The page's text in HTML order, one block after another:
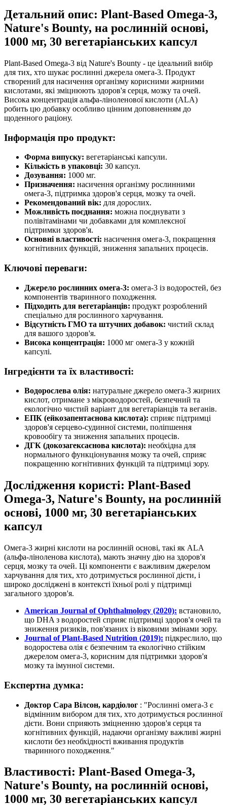
Детальний опис: Plant-Based Omega-3,
Nature's Bounty, на рослинній основі,
1000 мг, 30 вегетаріанських капсул
Plant-Based Omega-3 від Nature's Bounty - це ідеальний вибір
для тих, хто шукає рослинні джерела омега-3. Продукт
створений для насичення організму корисними жирними
кислотами, які зміцнюють здоров'я серця, мозку та очей.
Висока концентрація альфа-ліноленової кислоти (ALA)
робить цю добавку особливо цінним доповненням до
щоденного раціону.
Інформація про продукт:
Форма випуску: вегетаріанські капсули.
Кількість в упаковці: 30 капсул.
Дозування: 1000 мг.
Призначення: насичення організму рослинними
омега-3, підтримка здоров'я серця, мозку та очей.
Рекомендований вік: для дорослих.
Можливість поєднання: можна поєднувати з
полівітамінами чи добавками для комплексної
підтримки здоров'я.
Основні властивості: насичення омега-3, покращення
когнітивних функцій, зниження запальних процесів.
Ключові переваги:
Джерело рослинних омега-3: омега-3 із водоростей, без
компонентів тваринного походження.
Підходить для вегетаріанців: продукт розроблений
спеціально для рослинного харчування.
Відсутність ГМО та штучних добавок: чистий склад
для вашого здоров'я.
Висока концентрація: 1000 мг омега-3 у кожній
капсулі.
Інгредієнти та їх властивості:
Водорослева олія: натуральне джерело омега-3 жирних
кислот, отримане з мікроводоростей, безпечний та
екологічно чистий варіант для вегетаріанців та веганів.
ЕПК (ейкозапентаєнова кислота): сприяє підтримці
здоров'я серцево-судинної системи, поліпшення
кровообігу та зниження запальних процесів.
ДГК (докозагексаєнова кислота): необхідна для
нормального функціонування мозку та очей, сприяє
покращенню когнітивних функцій та підтримці зору.
Дослідження користі: Plant-Based
Omega-3, Nature's Bounty, на рослинній
основі, 1000 мг, 30 вегетаріанських
капсул
Омега-3 жирні кислоти на рослинній основі, такі як ALA
(альфа-ліноленова кислота), мають значну дію на здоров'я
серця, мозку та очей. Ці компоненти є важливим джерелом
харчування для тих, хто дотримується рослинної дієти, і
широко досліджені в контексті їхньої ролі у підтримці
загального здоров'я.
American Journal of Ophthalmology (2020): встановило,
що DHA з водоростей сприяє підтримці здоров'я очей та
зниження ризиків, пов'язаних із віковими змінами зору.
Journal of Plant-Based Nutrition (2019): підкреслило, що
водоростева олія є безпечним та екологічно стійким
джерелом омега-3, корисним для підтримки здоров'я
мозку та імунної системи.
Експертна думка:
Доктор Сара Вілсон, кардіолог : "Рослинні омега-3 є
відмінним вибором для тих, хто дотримується рослинної
дієти. Вони сприяють зміцненню здоров'я серця та
когнітивних функцій, надаючи організму важливі жирні
кислоти без необхідності вживання продуктів
тваринного походження."
Властивості: Plant-Based Omega-3,
Nature's Bounty, на рослинній основі,
1000 мг, 30 вегетаріанських капсул